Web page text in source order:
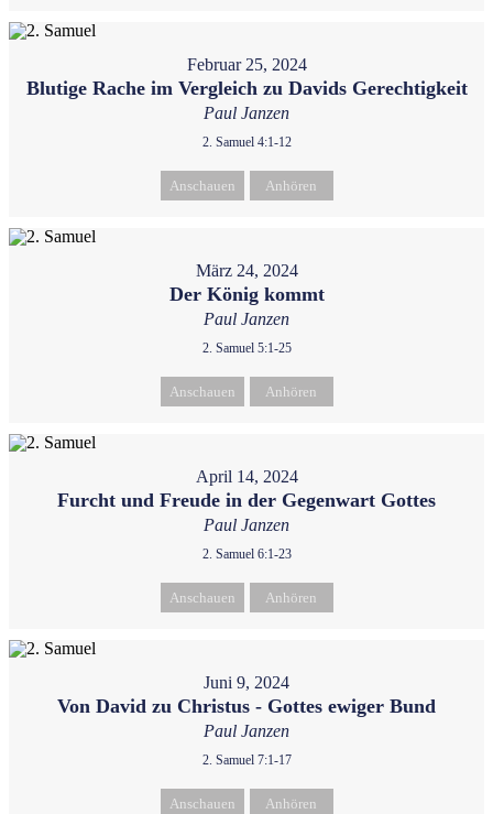
Februar 25, 2024
Blutige Rache im Vergleich zu Davids Gerechtigkeit
Paul Janzen
2. Samuel 4:1-12
Anschauen Anhören
März 24, 2024
Der König kommt
Paul Janzen
2. Samuel 5:1-25
Anschauen Anhören
April 14, 2024
Furcht und Freude in der Gegenwart Gottes
Paul Janzen
2. Samuel 6:1-23
Anschauen Anhören
Juni 9, 2024
Von David zu Christus - Gottes ewiger Bund
Paul Janzen
2. Samuel 7:1-17
Anschauen Anhören